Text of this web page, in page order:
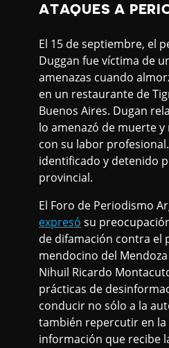
ATAQUES A
El 15 de septiembre, el
Duggan fue víctima de
amenazas cuando
en un restaurante de
Buenos Aires. Dugan
lo amenazó de muerte
con su labor
identificado y detenido
provincial.
El Foro de Periodismo
expresó su
de difamación contra el
mendocino del
Nihuil Ricardo
prácticas de
conducir no sólo a la
también repercutir en la
información que recibe